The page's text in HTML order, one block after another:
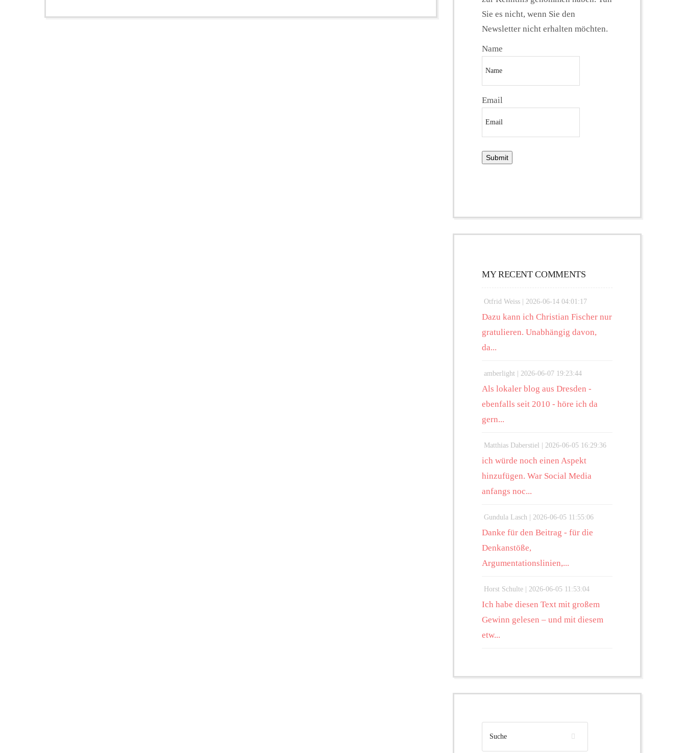
Sie es nicht, wenn Sie den
Newsletter nicht erhalten möchten.
Name
Email
MY RECENT COMMENTS
Otfrid Weiss | 2026-06-14 04:01:17
Dazu kann ich Christian Fischer nur
gratulieren. Unabhängig davon,
da...
amberlight | 2026-06-07 19:23:44
Als lokaler blog aus Dresden -
ebenfalls seit 2010 - höre ich da
gern...
Matthias Daberstiel | 2026-06-05 16:29:36
ich würde noch einen Aspekt
hinzufügen. War Social Media
anfangs noc...
Gundula Lasch | 2026-06-05 11:55:06
Danke für den Beitrag - für die
Denkanstöße,
Argumentationslinien,...
Horst Schulte | 2026-06-05 11:53:04
Ich habe diesen Text mit großem
Gewinn gelesen – und mit diesem
etw...